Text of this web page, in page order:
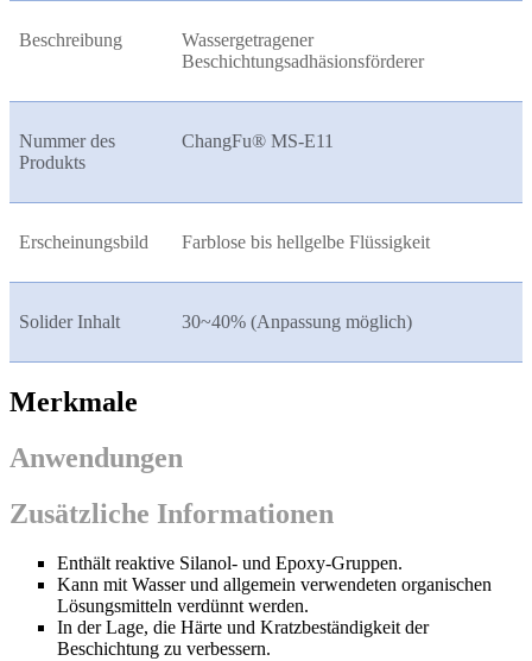
Beschreibung
Wassergetragener
Beschichtungsadhäsionsförderer
Nummer des
Produkts
ChangFu® MS-E11
Erscheinungsbild Farblose bis hellgelbe Flüssigkeit
Solider Inhalt 30~40% (Anpassung möglich)
Merkmale
Anwendungen
Zusätzliche Informationen
Enthält reaktive Silanol- und Epoxy-Gruppen.
Kann mit Wasser und allgemein verwendeten organischen
Lösungsmitteln verdünnt werden.
In der Lage, die Härte und Kratzbeständigkeit der
Beschichtung zu verbessern.